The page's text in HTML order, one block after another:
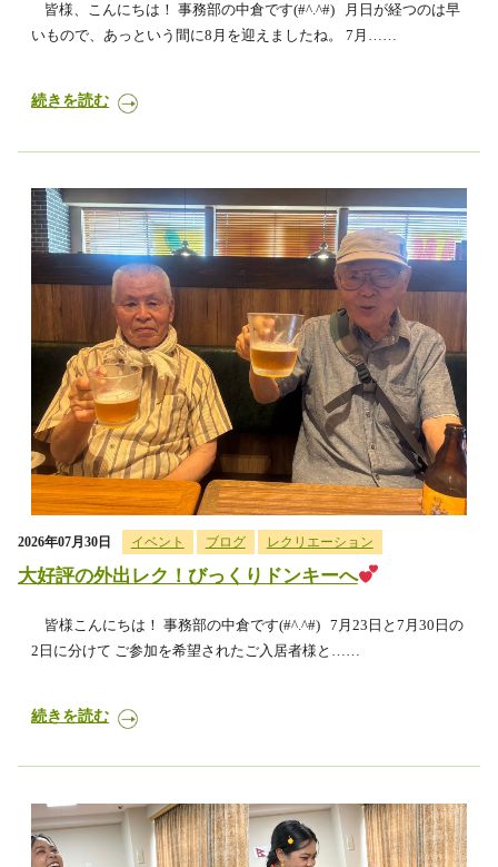
皆様、こんにちは！ 事務部の中倉です(#^.^#) 月日が経つのは早
いもので、あっという間に8月を迎えましたね。 7月……
続きを読む
2026年07月30日 イベント ブログ レクリエーション
大好評の外出レク！びっくりドンキーへ
皆様こんにちは！ 事務部の中倉です(#^.^#) 7月23日と7月30日の
2日に分けて ご参加を希望されたご入居者様と……
続きを読む